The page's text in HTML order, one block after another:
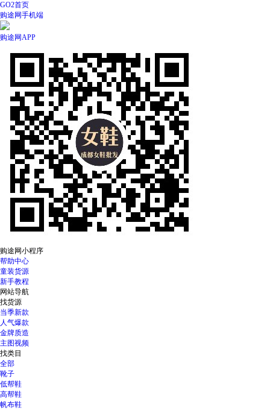
GO2首页
购途网手机端
购途网APP
购途网小程序
帮助中心
童装货源
新手教程
网站导航
找货源
当季新款
人气爆款
金牌质造
主图视频
找类目
全部
靴子
低帮鞋
高帮鞋
帆布鞋